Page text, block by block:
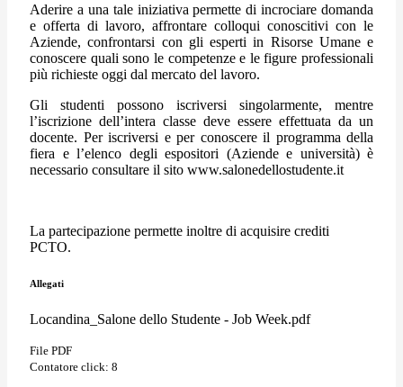
Aderire a una tale iniziativa permette di incrociare domanda
e offerta di lavoro, affrontare colloqui conoscitivi con le
Aziende, confrontarsi con gli esperti in Risorse Umane e
conoscere quali sono le competenze e le figure professionali
più richieste oggi dal mercato del lavoro.
Gli studenti possono iscriversi singolarmente, mentre
l’iscrizione dell’intera classe deve essere effettuata da un
docente. Per iscriversi e per conoscere il programma della
fiera e l’elenco degli espositori (Aziende e università) è
necessario consultare il sito www.salonedellostudente.it
La partecipazione permette inoltre di acquisire crediti
PCTO.
Allegati
Locandina_Salone dello Studente - Job Week.pdf
File PDF
Contatore click: 8